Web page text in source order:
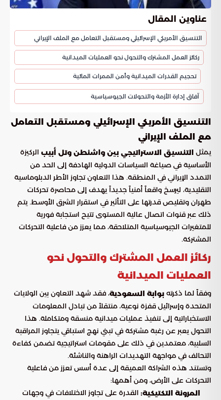
عناوين المقال
التنسيق الأمريكي الإسرائيلي ومستقبل التعامل مع الملف الإيراني
ركائز العمل المشترك والتحول نحو العمليات الميدانية
تحجيم القدرات الميدانية وأمن الممرات المائية
آفاق إدارة الأزمة والتحولات الجيوسياسية
التنسيق الأمريكي الإسرائيلي ومستقبل التعامل
مع الملف الإيراني
يمثل التنسيق الاستراتيجي بين واشنطن وتل أبيب الركيزة
الأساسية في صياغة السياسات الدولية الهادفة إلى الحد من
التمدد الإيراني في المنطقة. هذا التعاون تجاوز الأطر الدبلوماسية
التقليدية، ليرسخ واقعاً أمنياً جديداً يهدف إلى محاصرة تحركات
طهران وتقليص قدرتها على التأثير في استقرار الشرق الأوسط. يتم
ذلك عبر قنوات اتصال عالية المستوى تتيح استجابة فورية
للمتغيرات الجيوسياسية المتلاحقة، مما يعزز من فاعلية التحركات
المشتركة.
ركائز العمل المشترك والتحول نحو
العمليات الميدانية
وفقاً لما ذكرته بوابة السعودية، فقد شهد التعاون بين الولايات
المتحدة وإسرائيل قفزة نوعية، منتقلاً من تبادل المعلومات
الاستخباراتية إلى تنفيذ عمليات ميدانية منسقة ومتكاملة. هذا
التحول يعبر عن رغبة مشتركة في تبني نهج استباقي يتجاوز المراقبة
السلبية، معتمدين في ذلك على مقومات استراتيجية تضمن كفاءة
التحالف في مواجهة التهديدات الراهنة والناشئة.
وتستند هذه الشراكة العميقة إلى عدة أسس تعزز من فاعلية
التحركات على الأرض، ومن أهمها:
المرونة التكتيكية: القدرة على تجاوز الاختلافات في وجهات